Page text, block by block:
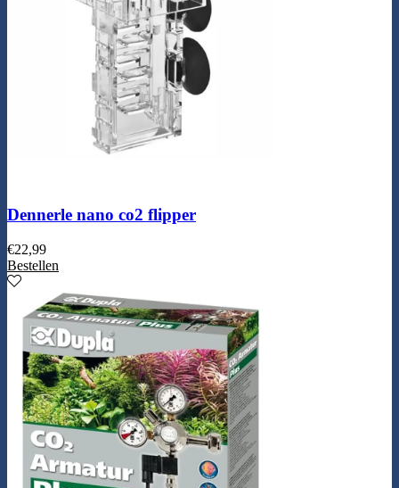
Dennerle nano co2 flipper
€22,99
Bestellen